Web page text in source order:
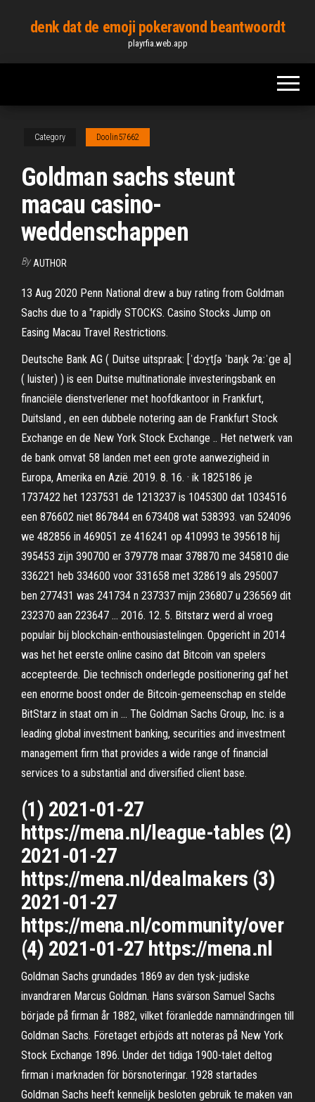
content
denk dat de emoji pokeravond beantwoordt
playrfia.web.app
Category Doolin57662
Goldman sachs steunt
macau casino-
weddenschappen
By AUTHOR
13 Aug 2020 Penn National drew a buy rating from Goldman
Sachs due to a "rapidly STOCKS. Casino Stocks Jump on
Easing Macau Travel Restrictions.
Deutsche Bank AG ( Duitse uitspraak: [ˈdɔʏ̯tʃə ˈbaŋk ʔaːˈɡe a]
( luister) ) is een Duitse multinationale investeringsbank en
financiële dienstverlener met hoofdkantoor in Frankfurt,
Duitsland , en een dubbele notering aan de Frankfurt Stock
Exchange en de New York Stock Exchange .. Het netwerk van
de bank omvat 58 landen met een grote aanwezigheid in
Europa, Amerika en Azië. 2019. 8. 16. · ik 1825186 je
1737422 het 1237531 de 1213237 is 1045300 dat 1034516
een 876602 niet 867844 en 673408 wat 538393. van 524096
we 482856 in 469051 ze 416241 op 410993 te 395618 hij
395453 zijn 390700 er 379778 maar 378870 me 345810 die
336221 heb 334600 voor 331658 met 328619 als 295007
ben 277431 was 241734 n 237337 mijn 236807 u 236569 dit
232370 aan 223647 … 2016. 12. 5. Bitstarz werd al vroeg
populair bij blockchain-enthousiastelingen. Opgericht in 2014
was het het eerste online casino dat Bitcoin van spelers
accepteerde. Die technisch onderlegde positionering gaf het
een enorme boost onder de Bitcoin-gemeenschap en stelde
BitStarz in staat om in … The Goldman Sachs Group, Inc. is a
leading global investment banking, securities and investment
management firm that provides a wide range of financial
services to a substantial and diversified client base.
(1) 2021-01-27
https://mena.nl/league-tables (2)
2021-01-27
https://mena.nl/dealmakers (3)
2021-01-27
https://mena.nl/community/over
(4) 2021-01-27 https://mena.nl
Goldman Sachs grundades 1869 av den tysk-judiske
invandraren Marcus Goldman. Hans svärson Samuel Sachs
började på firman år 1882, vilket föranledde namnändringen till
Goldman Sachs. Företaget erbjöds att noteras på New York
Stock Exchange 1896. Under det tidiga 1900-talet deltog
firman i marknaden för börsnoteringar. 1928 startades
Goldman Sachs heeft kennelijk besloten gebruik te maken van